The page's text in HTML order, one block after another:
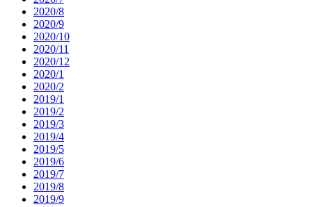
2020/8
2020/9
2020/10
2020/11
2020/12
2020/1
2020/2
2019/1
2019/2
2019/3
2019/4
2019/5
2019/6
2019/7
2019/8
2019/9